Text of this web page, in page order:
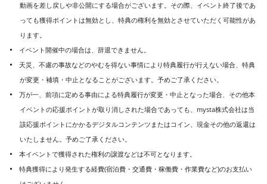
動画を差し戻しや非公開にする場合がございます。その際、イベント終了後であ
っても獲得ポイントは無効とし、特典の権利を無効とさせていただく可能性があ
ります。
イベント開催中の場合は、辞退できません。
天災、不慮の事故などのやむを得ない事情により特典履行が行えない場合、特典
が変更・補填・中止となることがございます。予めご了承ください。
万が一、前項に定める事由による特典履行が変更・中止となった場合、その他本
イベントの応援ポイントが取り消しされた場合であっても、mysta株式会社は当
該応援ポイントにかかるデジタルコンテンツまたはコイン、現金その他の返還は
いたしません。予めご了承ください。
本イベントで獲得された権利の譲渡などは不可となります。
特典獲得により発生する経費(宿泊費・交通費・稼働費・作業費など)のお支払い